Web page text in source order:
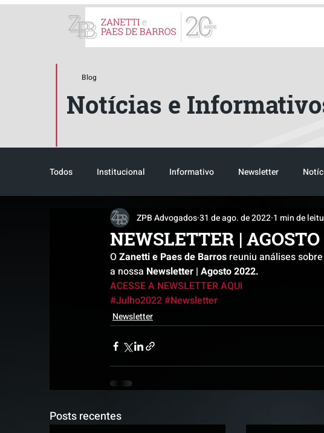
Blog
Notícias e
Todos Institucional Informativo Newsletter
Reconhecimento Tributário Pós-evento
NEWSLETTER |
ZPB Advogados31 de ago. de 2022 1 min de
O Zanetti e Paes de Barros reuniu análises
a nossa Newsletter | Agosto 2022.
ACESSE A NEWSLETTER AQUI
#Julho2022#Newsletter
Newsletter
Posts recentes